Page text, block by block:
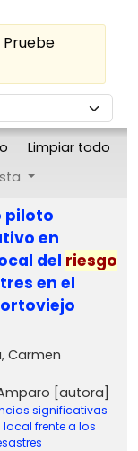
Limpiar todo
piloto
en
del riesgo
en el
Carmen
[autora]
significativas
frente a los